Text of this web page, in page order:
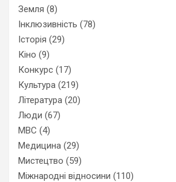
Земля (8)
Інклюзивність (78)
Історія (29)
Кіно (9)
Конкурс (17)
Культура (219)
Література (20)
Люди (67)
МВС (4)
Медицина (29)
Мистецтво (59)
Міжнародні відносини (110)